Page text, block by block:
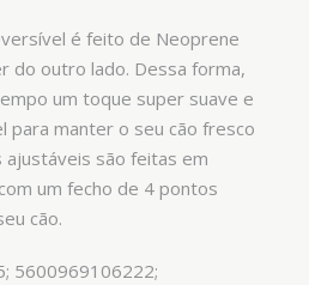
é feito de Neoprene
do outro lado. Dessa forma,
um toque super suave e
para manter o seu cão fresco
ajustáveis são feitas em
um fecho de 4 pontos
cão.
5600969106222;